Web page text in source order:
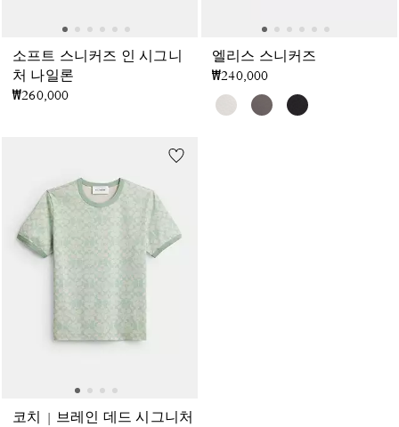
소프트 스니커즈 인 시그니
처 나일론
₩260,000
엘리스 스니커즈
₩240,000
코치 | 브레인 데드 시그니처